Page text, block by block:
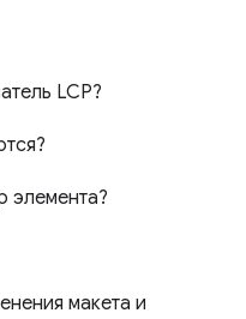
LCP?
элемента?
макета и